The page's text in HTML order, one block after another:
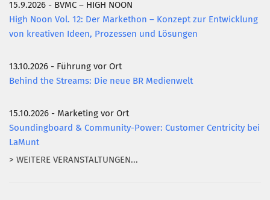
Mitglied werden
PODCAST
KONTAKT
15.9.2026 - BVMC – HIGH NOON
High Noon Vol. 12: Der Markethon – Konzept zur Entwicklung
von kreativen Ideen, Prozessen und Lösungen
13.10.2026 - Führung vor Ort
Behind the Streams: Die neue BR Medienwelt
15.10.2026 - Marketing vor Ort
Soundingboard & Community-Power: Customer Centricity bei
LaMunt
> WEITERE VERANSTALTUNGEN...